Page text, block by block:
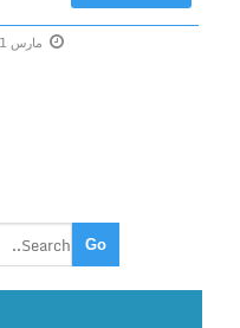
مارس 11, 2016